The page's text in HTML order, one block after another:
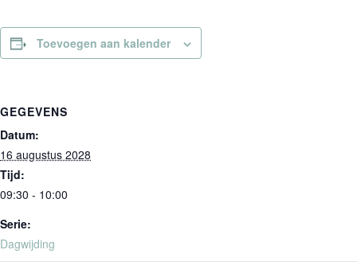
Toevoegen aan kalender
GEGEVENS
Datum:
16 augustus 2028
Tijd:
09:30 - 10:00
Serie:
Dagwijding